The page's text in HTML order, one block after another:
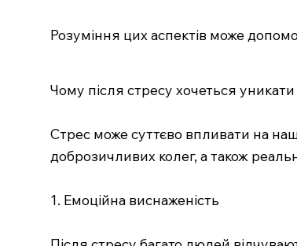
Розуміння цих аспектів може
Чому після стресу хочеться
Стрес може суттєво впливати на
доброзичливих колег, а також
1. Емоційна виснаженість